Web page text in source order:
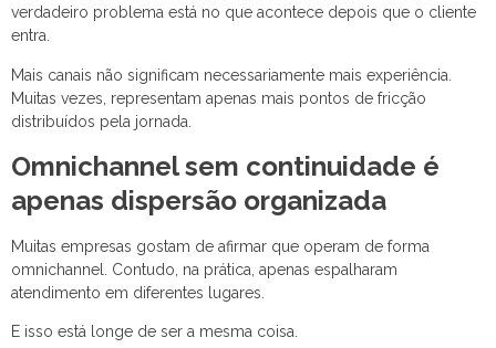
verdadeiro problema está no que acontece depois que o cliente
entra.
Mais canais não significam necessariamente mais experiência.
Muitas vezes, representam apenas mais pontos de fricção
distribuídos pela jornada.
Omnichannel sem continuidade é
apenas dispersão organizada
Muitas empresas gostam de afirmar que operam de forma
omnichannel. Contudo, na prática, apenas espalharam
atendimento em diferentes lugares.
E isso está longe de ser a mesma coisa.